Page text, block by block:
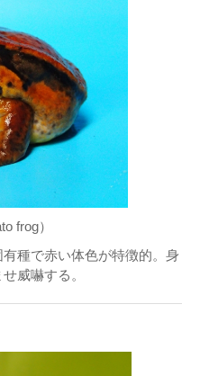
frog）
種で赤い体色が特徴的。身
威嚇する。